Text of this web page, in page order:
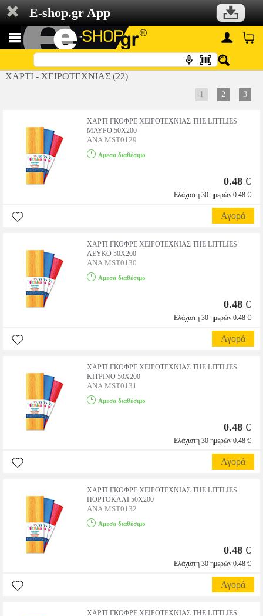
E-shop.gr App
ΧΑΡΤΙ - ΧΕΙΡΟΤΕΧΝΙΑΣ (22)
1 2 3
ΧΑΡΤΙ ΓΚΟΦΡΕ ΧΕΙΡΟΤΕΧΝΙΑΣ THE LITTLIES
ΜΑΥΡΟ 50X200
ANA.MST0129
Αμεσα διαθέσιμο
0.48 €
Ελάχιστη 30 ημερών 0.48 €
Αγορά
ΧΑΡΤΙ ΓΚΟΦΡΕ ΧΕΙΡΟΤΕΧΝΙΑΣ THE LITTLIES
ΛΕΥΚΟ 50X200
ANA.MST0130
Αμεσα διαθέσιμο
0.48 €
Ελάχιστη 30 ημερών 0.48 €
Αγορά
ΧΑΡΤΙ ΓΚΟΦΡΕ ΧΕΙΡΟΤΕΧΝΙΑΣ THE LITTLIES
ΚΙΤΡΙΝΟ 50X200
ANA.MST0131
Αμεσα διαθέσιμο
0.48 €
Ελάχιστη 30 ημερών 0.48 €
Αγορά
ΧΑΡΤΙ ΓΚΟΦΡΕ ΧΕΙΡΟΤΕΧΝΙΑΣ THE LITTLIES
ΠΟΡΤΟΚΑΛΙ 50X200
ANA.MST0132
Αμεσα διαθέσιμο
0.48 €
Ελάχιστη 30 ημερών 0.48 €
Αγορά
ΧΑΡΤΙ ΓΚΟΦΡΕ ΧΕΙΡΟΤΕΧΝΙΑΣ THE LITTLIES